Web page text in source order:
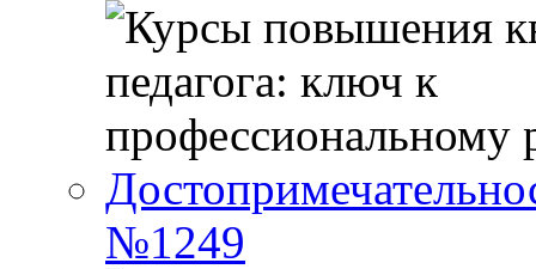
№1249